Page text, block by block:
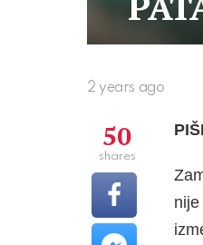
2 years ago
50
shares